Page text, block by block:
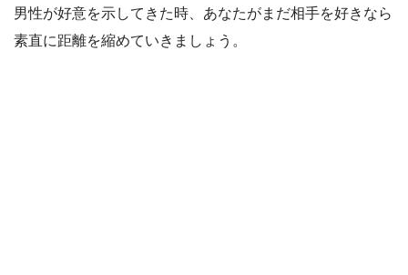
男性が好意を示してきた時、あなたがまだ相手を好きなら
素直に距離を縮めていきましょう。